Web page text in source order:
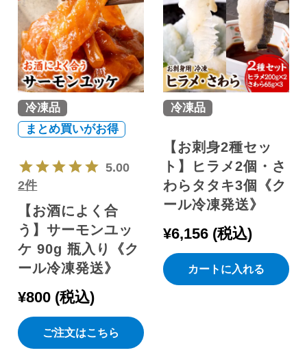
冷凍品
まとめ買いがお得
5.00
2件
【お酒によく合
う】サーモンユッ
ケ 90g 瓶入り《ク
ール冷凍発送》
¥800 税込
ご注文はこちら
冷凍品
【お刺身2種セッ
ト】ヒラメ2個・さ
わらタタキ3個《ク
ール冷凍発送》
¥6,156 税込
カートに入れる